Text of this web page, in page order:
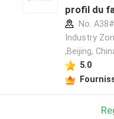
profil du
No.
Industry
,Beijing,
5.0